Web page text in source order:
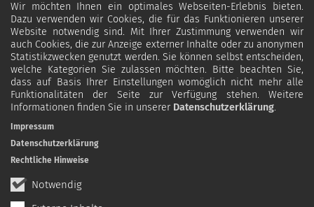
Wir möchten Ihnen ein optimales Webseiten-Erlebnis bieten.
Dazu verwenden wir Cookies, die für das Funktionieren unserer
Website notwendig sind. Mit Ihrer Zustimmung verwenden wir
auch Cookies, die zur Anzeige externer Inhalte oder zu anonymen
Statistikzwecken genutzt werden. Sie können selbst entscheiden,
welche Kategorien Sie zulassen möchten. Bitte beachten Sie,
dass auf Basis Ihrer Einstellungen womöglich nicht mehr alle
Funktionalitäten der Seite zur Verfügung stehen. Weitere
Informationen finden Sie in unserer Datenschutzerklärung.
Notwendig
Impressum
Datenschutzerklärung
Rechtliche Hinweise